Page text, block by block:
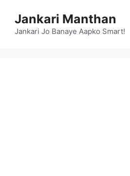
content
Jankari Manthan
Jankari Jo Banaye Aapko Smart!